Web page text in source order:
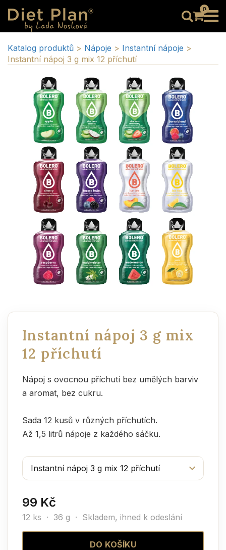
0
Katalog produktů > Nápoje > Instantní nápoje >
Instantní nápoj 3 g mix 12 příchutí
Instantní nápoj 3 g mix
12 příchutí
Nápoj s ovocnou příchutí bez umělých barviv
a aromat, bez cukru.
Sada 12 kusů v různých příchutích.
Až 1,5 litrů nápoje z každého sáčku.
99 Kč
12 ks · 36 g · Skladem, ihned k odeslání
DO KOŠÍKU